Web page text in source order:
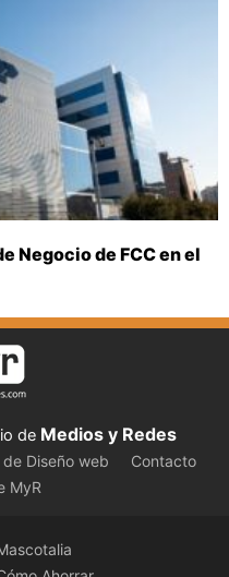
Negocio de FCC en el
de Medios y Redes
Diseño web
Contacto
MyR